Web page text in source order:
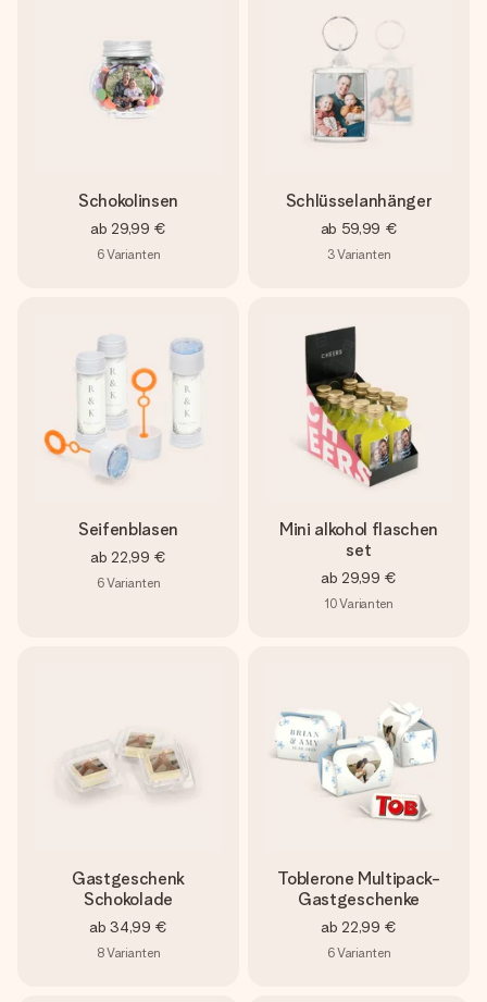
Schokolinsen
ab 29,99 €
6Varianten
Schlüsselanhänger
ab 59,99 €
3Varianten
Seifenblasen
ab 22,99 €
6Varianten
Mini alkohol flaschen
set
ab 29,99 €
10Varianten
Gastgeschenk
Schokolade
ab 34,99 €
8Varianten
Toblerone Multipack-
Gastgeschenke
ab 22,99 €
6Varianten